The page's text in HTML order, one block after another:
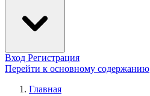
Вход Регистрация
Перейти к основному содержанию
Главная